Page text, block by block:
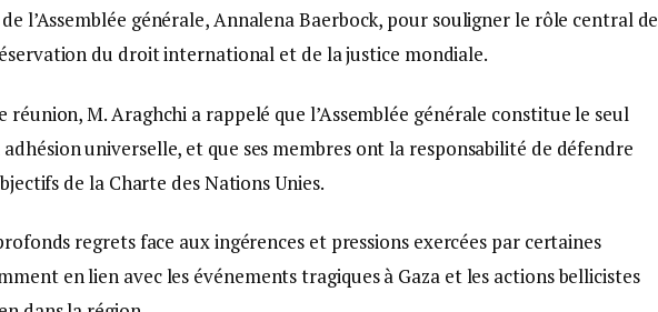
de l’Assemblée générale, Annalena Baerbock, pour souligner le rôle central de
du droit international et de la justice mondiale.
réunion, M. Araghchi a rappelé que l’Assemblée générale constitue le seul
universelle, et que ses membres ont la responsabilité de défendre
de la Charte des Nations Unies.
regrets face aux ingérences et pressions exercées par certaines
en lien avec les événements tragiques à Gaza et les actions bellicistes